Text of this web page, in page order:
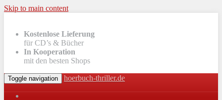
Skip to main content
Kostenlose Lieferung
für CD’s & Bücher
In Kooperation
mit den besten Shops
Toggle navigation hoerbuch-thriller.de